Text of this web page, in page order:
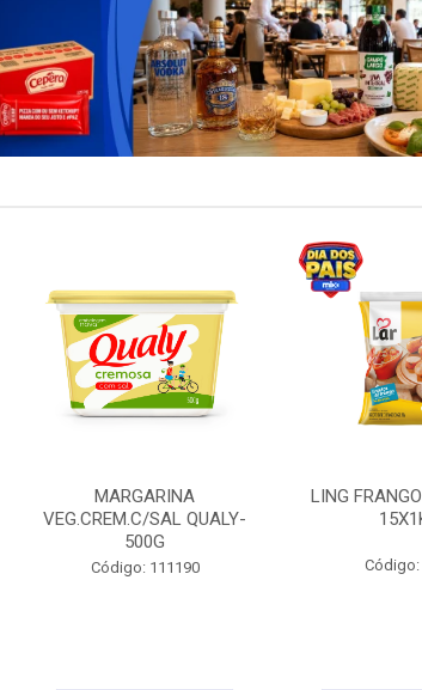
MARGARINA
VEG.CREM.C/SAL QUALY-
500G
Código: 111190
LING
Código: